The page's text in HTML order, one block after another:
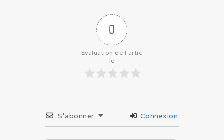
0
Évaluation de l'artic
le
S’abonner Connexion